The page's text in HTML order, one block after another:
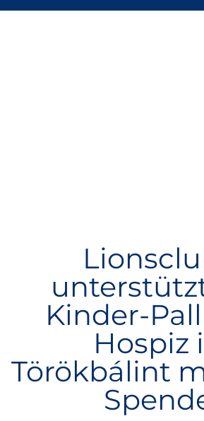
Kinder-
Hospiz
Törökbálint